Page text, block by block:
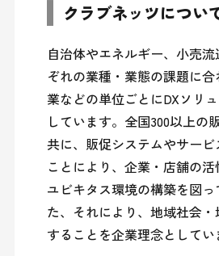
クラブネッツについ
自治体やエネルギー、小売
ぞれの業種・業態の課題に
業などの単位ごとにDXソリ
しています。全国300以上の
共に、販促システムやサービ
ことにより、企業・店舗の
ユビキタス環境の構築を図っ
た、それにより、地域社会
することを企業理念としてい